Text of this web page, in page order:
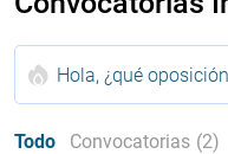
Todo Convocatorias (2)